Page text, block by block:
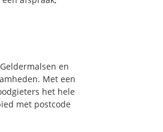
en
Met een
het hele
met postcode